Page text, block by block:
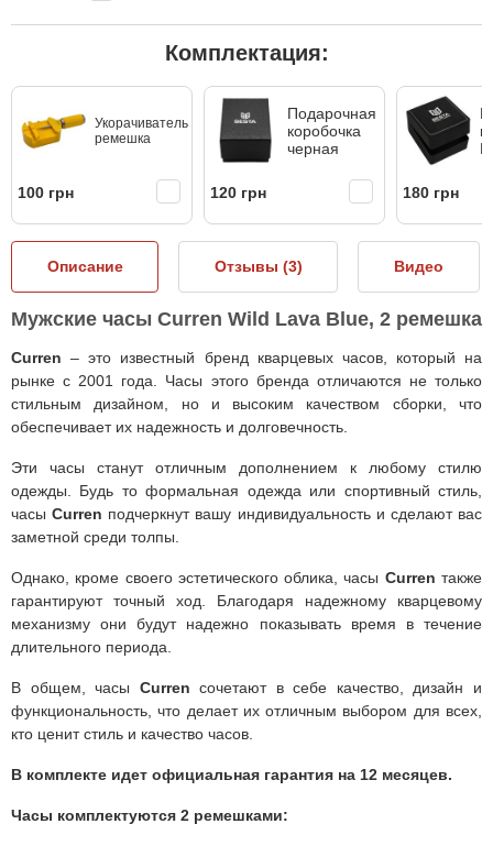
Комплектация:
Укорачиватель
ремешка
100 грн
Подарочная
коробочка
черная
120 грн 180 грн
Описание Отзывы (3) Видео
Мужские часы Curren Wild Lava Blue, 2 ремешка
Curren – это известный бренд кварцевых часов, который на
рынке с 2001 года. Часы этого бренда отличаются не только
стильным дизайном, но и высоким качеством сборки, что
обеспечивает их надежность и долговечность.
Эти часы станут отличным дополнением к любому стилю
одежды. Будь то формальная одежда или спортивный стиль,
часыCurren подчеркнут вашу индивидуальность и сделают вас
заметной среди толпы.
Однако, кроме своего эстетического облика, часы Curren также
гарантируют точный ход. Благодаря надежному кварцевому
механизму они будут надежно показывать время в течение
длительного периода.
В общем, часы Curren сочетают в себе качество, дизайн и
функциональность, что делает их отличным выбором для всех,
кто ценит стиль и качество часов.
В комплекте идет официальная гарантия на 12 месяцев.
Часы комплектуются 2 ремешками: